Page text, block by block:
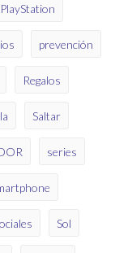
PlayStation
prevención
Regalos
Saltar
series
Sol